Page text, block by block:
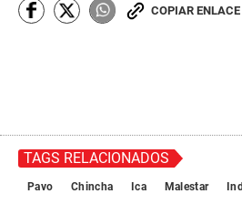
COPIAR ENLACE
TAGS RELACIONADOS
Pavo Chincha Ica Malestar